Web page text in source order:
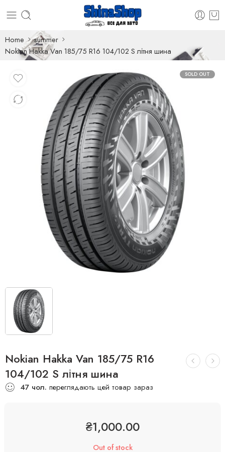
Home
summer
Nokian Hakka Van 185/75 R16 104/102 S літня шина
SOLD OUT
Nokian Hakka Van 185/75 R16
104/102 S літня шина
47 чол. переглядають цей товар зараз
₴1,000.00
Out of stock